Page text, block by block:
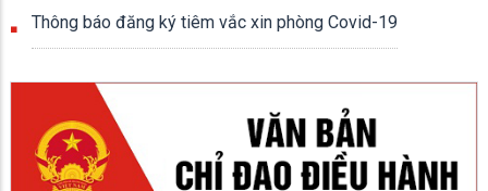
Thông báo đăng ký tiêm vắc xin phòng Covid-19